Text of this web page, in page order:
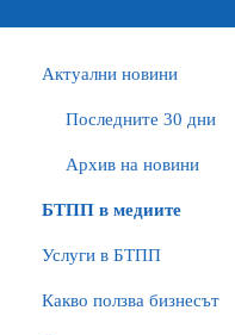
Актуални новини
Последните 30 дни
Архив на новини
БTПП в медиите
Услуги в БТПП
Какво ползва бизнесът